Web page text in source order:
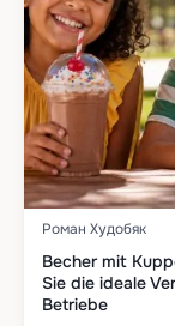
Роман Худобяк
Becher mit
Sie die ideale
Betriebe